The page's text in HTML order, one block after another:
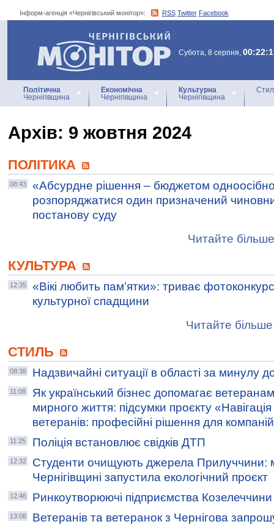
Інформ-агенція «Чернігівський монітор»: RSS Twitter Facebook
Інформ-агенція
«Чернігівський монітор»
Субота, 8 серпня,
Політична
Чернігівщина
Економічна
Чернігівщина
Культурна
Чернігівщина
Архiв: 9 жовтня 2024
ПОЛІТИКА
08:43
«Абсурдне рішення – бюджетом
розпоряджатися один призначений
постанову суду
Читайте
КУЛЬТУРА
12:35
«Вікі любить пам’ятки»: триває фотоконкурс
культурної спадщини
Читайте більше
СТИЛЬ
08:38 Надзвичайні ситуації в області за минулу
11:08
Як український бізнес допомагає
мирного життя: підсумки проєкту
ветеранів: професійні рішення для
11:25 Поліція встановлює свідків ДТП
12:32
Студенти очищують джерела Прилуччини:
Чернігівщині запустила екологічний проєкт
12:46 Ринкоутворюючі підприємства
13:08
Ветеранів та ветеранок з Чернігова